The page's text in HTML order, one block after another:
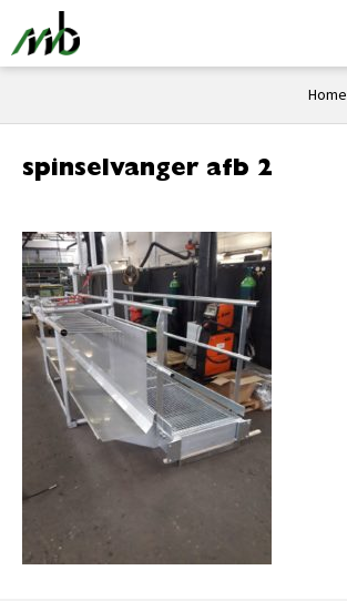
Home
spinselvanger afb 2